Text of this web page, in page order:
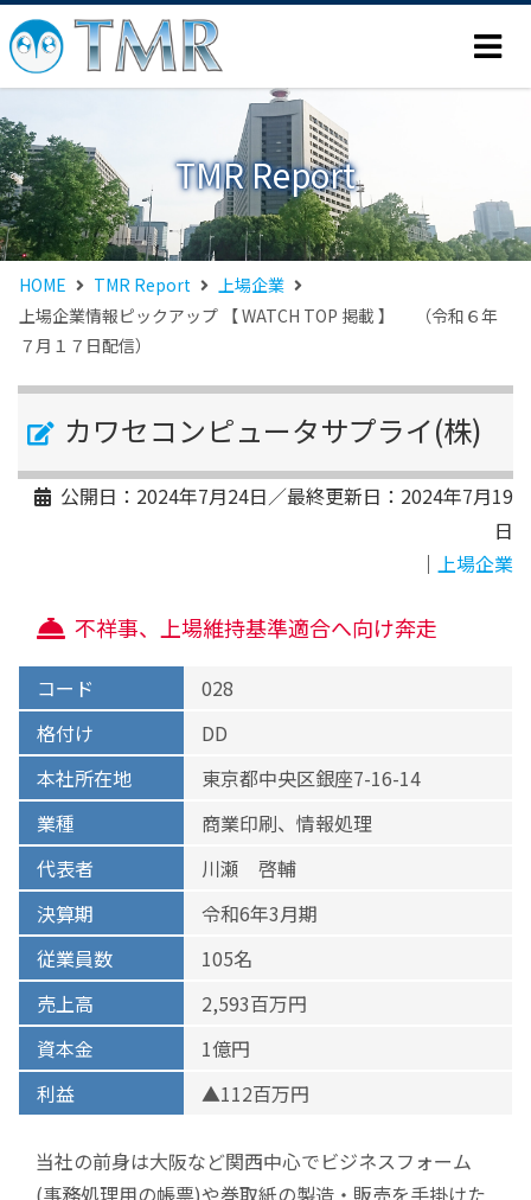
TMR Report
HOME TMR Report
上場企業
上場企業情報ピックアップ 【 WATCH TOP 掲載 】 （令和６年
７月１７日配信）
カワセコンピュータサプライ(株)
公開日： 2024年7月24日／最終更新日： 2024年7月19
日
｜ 上場企業
不祥事、上場維持基準適合へ向け奔走
コード
028
格付け
DD
本社所在地
東京都中央区銀座7-16-14
業種
商業印刷、情報処理
代表者
川瀬 啓輔
決算期
令和6年3月期
従業員数
105名
売上高
2,593百万円
資本金
1億円
利益
▲112百万円
当社の前身は大阪など関西中心でビジネスフォーム
(事務処理用の帳票)や巻取紙の製造・販売を手掛けた